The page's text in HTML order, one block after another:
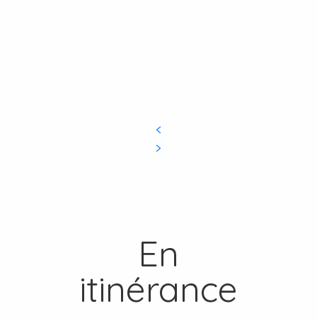
En
itinérance